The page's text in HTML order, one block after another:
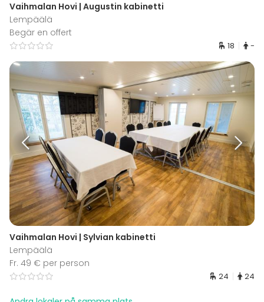
Vaihmalan Hovi | Augustin kabinetti
Lempäälä
Begär en offert
18 -
Vaihmalan Hovi | Sylvian kabinetti
Lempäälä
Fr. 49 € per person
24 24